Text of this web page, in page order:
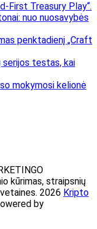
First Treasury Play“.
nuo nuosavybės
penktadienį „Craft
serijos testas, kai
mokymosi kelionė
kūrimas, straipsnių
2026 Kripto
by